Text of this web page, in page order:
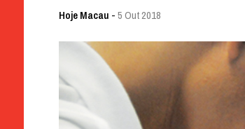
Hoje Macau -5 Out 2018